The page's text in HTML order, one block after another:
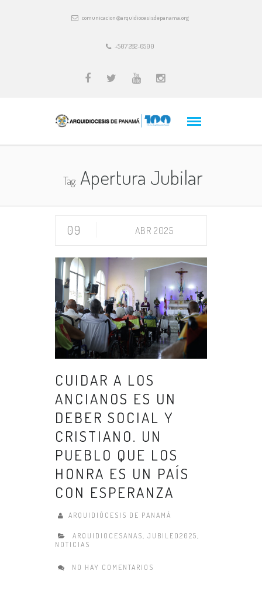
comunicacion@arquidiocesisdepanama.org
+507 282-6500
Tag:Apertura Jubilar
09 ABR 2025
CUIDAR A LOS
ANCIANOS ES UN
DEBER SOCIAL Y
CRISTIANO. UN
PUEBLO QUE LOS
HONRA ES UN PAÍS
CON ESPERANZA
ARQUIDIÓCESIS DE PANAMÁ
ARQUIDIOCESANAS, JUBILEO2025,
NOTICIAS
NO HAY COMENTARIOS